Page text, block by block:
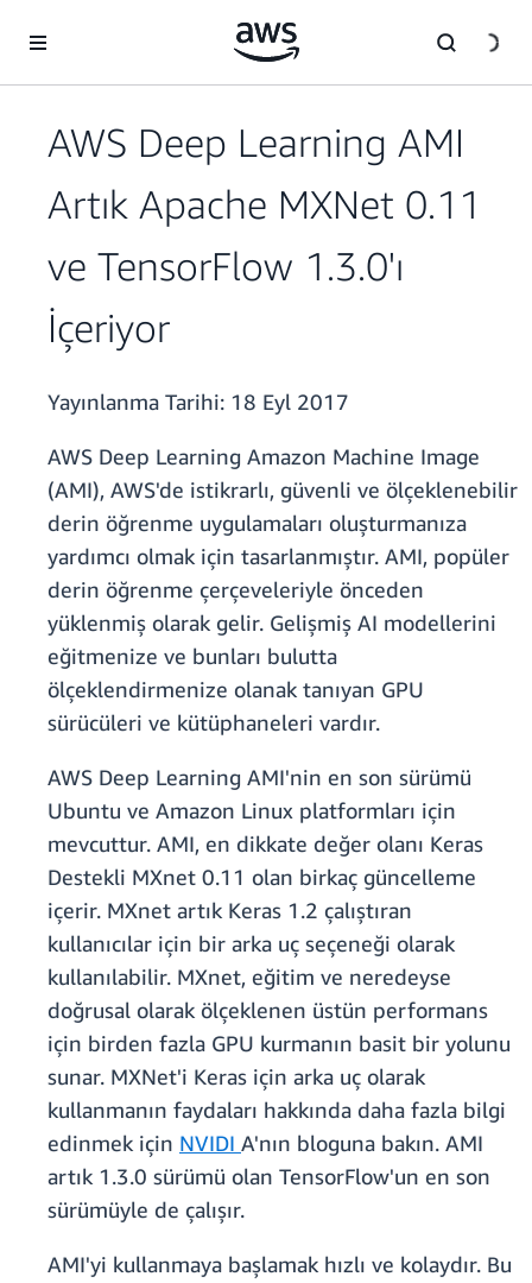
AWS Deep Learning AMI
Artık Apache MXNet 0.11
ve TensorFlow 1.3.0'ı
İçeriyor
Yayınlanma Tarihi: 18 Eyl 2017
AWS Deep Learning Amazon Machine Image
(AMI), AWS'de istikrarlı, güvenli ve ölçeklenebilir
derin öğrenme uygulamaları oluşturmanıza
yardımcı olmak için tasarlanmıştır. AMI, popüler
derin öğrenme çerçeveleriyle önceden
yüklenmiş olarak gelir. Gelişmiş AI modellerini
eğitmenize ve bunları bulutta
ölçeklendirmenize olanak tanıyan GPU
sürücüleri ve kütüphaneleri vardır.
AWS Deep Learning AMI'nin en son sürümü
Ubuntu ve Amazon Linux platformları için
mevcuttur. AMI, en dikkate değer olanı Keras
Destekli MXnet 0.11 olan birkaç güncelleme
içerir. MXnet artık Keras 1.2 çalıştıran
kullanıcılar için bir arka uç seçeneği olarak
kullanılabilir. MXnet, eğitim ve neredeyse
doğrusal olarak ölçeklenen üstün performans
için birden fazla GPU kurmanın basit bir yolunu
sunar. MXNet'i Keras için arka uç olarak
kullanmanın faydaları hakkında daha fazla bilgi
edinmek için NVIDI A'nın bloguna bakın. AMI
artık 1.3.0 sürümü olan TensorFlow'un en son
sürümüyle de çalışır.
AMI'yi kullanmaya başlamak hızlı ve kolaydır. Bu